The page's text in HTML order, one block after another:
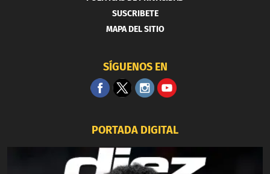
SUSCRIBETE
MAPA DEL SITIO
SÍGUENOS EN
PORTADA DIGITAL